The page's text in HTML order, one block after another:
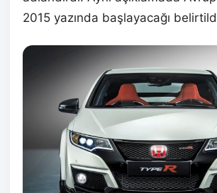
2015 yazında başlayacağı